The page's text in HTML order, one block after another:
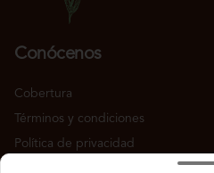
Conócenos
Cobertura
Términos y condiciones
Política de privacidad